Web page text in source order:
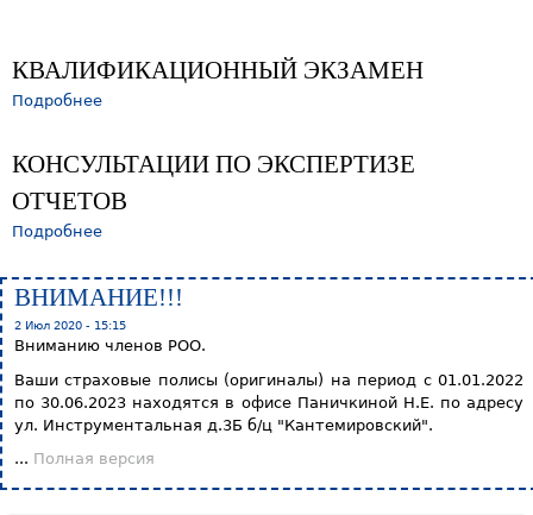
КВАЛИФИКАЦИОННЫЙ ЭКЗАМЕН
Подробнее
КОНСУЛЬТАЦИИ ПО ЭКСПЕРТИЗЕ
ОТЧЕТОВ
Подробнее
ВНИМАНИЕ!!!
2 Июл 2020 - 15:15
Вниманию членов РОО.
Ваши страховые полисы (оригиналы) на период с 01.01.2022
по 30.06.2023 находятся в офисе Паничкиной Н.Е. по адресу
ул. Инструментальная д.3Б б/ц "Кантемировский".
... Полная версия